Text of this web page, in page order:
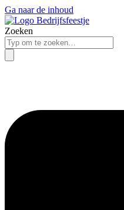
Ga naar de inhoud
Zoeken